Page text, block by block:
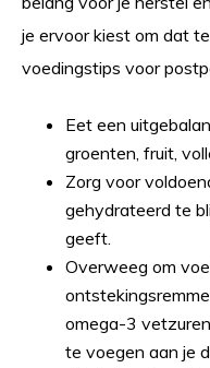
je ervoor kiest om dat
voedingstips voor
Eet een
groenten, fruit,
Zorg voor
gehydrateerd te
geeft.
Overweeg om
omega-3
te voegen aan je